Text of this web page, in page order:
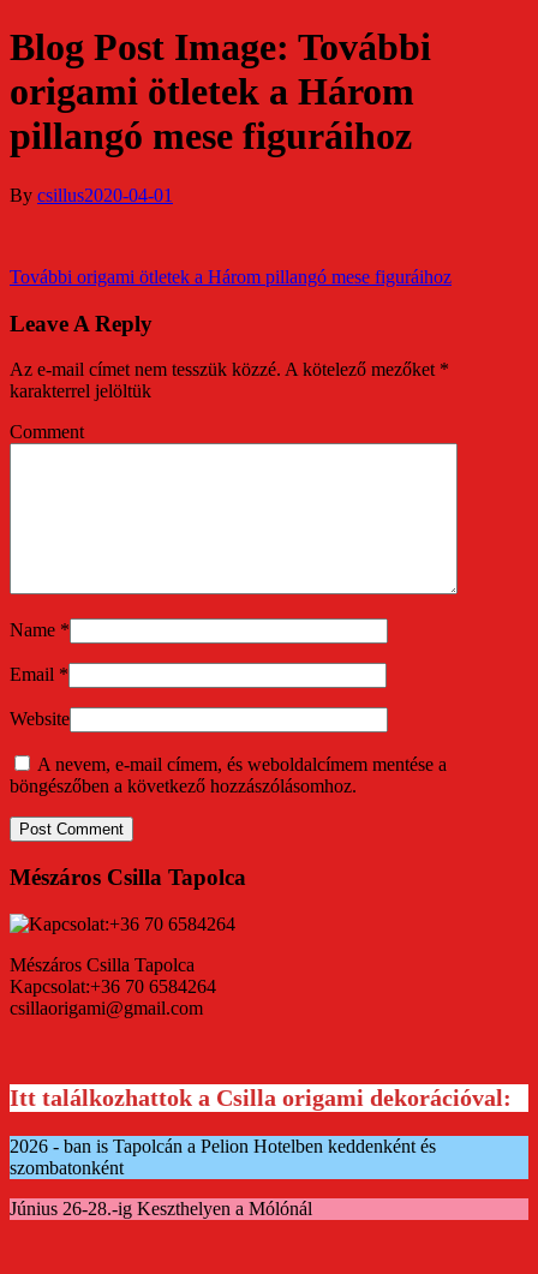
Blog Post Image: További
origami ötletek a Három
pillangó mese figuráihoz
By csillus2020-04-01
További origami ötletek a Három pillangó mese figuráihoz
Leave A Reply
Az e-mail címet nem tesszük közzé. A kötelező mezőket *
karakterrel jelöltük
Comment
Name *
Email *
Website
A nevem, e-mail címem, és weboldalcímem mentése a
böngészőben a következő hozzászólásomhoz.
Mészáros Csilla Tapolca
Mészáros Csilla Tapolca
Kapcsolat:+36 70 6584264
csillaorigami@gmail.com
Itt találkozhattok a Csilla origami dekorációval:
2026 - ban is Tapolcán a Pelion Hotelben keddenként és
szombatonként
Június 26-28.-ig Keszthelyen a Mólónál